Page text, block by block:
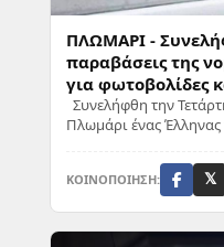
ΠΛΩΜΑΡΙ -
παραβάσεις της
για φωτοβολίδες
Συνελήφθη την
Πλωμάρι ένας
ΚΟΙΝΟΠΟΙΗΣΗ: 𝕏